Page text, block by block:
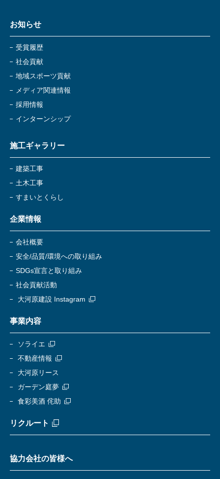
お知らせ
受賞履歴
社会貢献
地域スポーツ貢献
メディア関連情報
採用情報
インターンシップ
施工ギャラリー
建築工事
土木工事
すまいとくらし
企業情報
会社概要
安全/品質/環境への取り組み
SDGs宣言と取り組み
社会貢献活動
大河原建設 Instagram
事業内容
ソライエ
不動産情報
大河原リース
ガーデン庭夢
食彩美酒 侘助
リクルート
協力会社の皆様へ